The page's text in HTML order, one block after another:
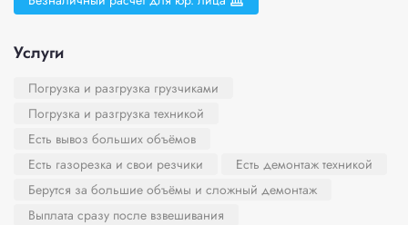
Услуги
Погрузка и разгрузка грузчиками
Погрузка и разгрузка техникой
Есть вывоз больших объёмов
Есть газорезка и свои резчики
Есть демонтаж техникой
Берутся за большие объёмы и сложный демонтаж
Выплата сразу после взвешивания